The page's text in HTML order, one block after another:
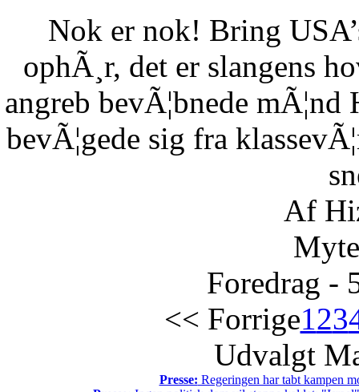
Nok er nok! Bring
ophÃ¸r, det er slangens
angreb bevÃ¦bnede
bevÃ¦gede sig fra
Af
Foredrag -
<< Forrige123
Udvalgt
Presse: Regeringen har tabt kampen